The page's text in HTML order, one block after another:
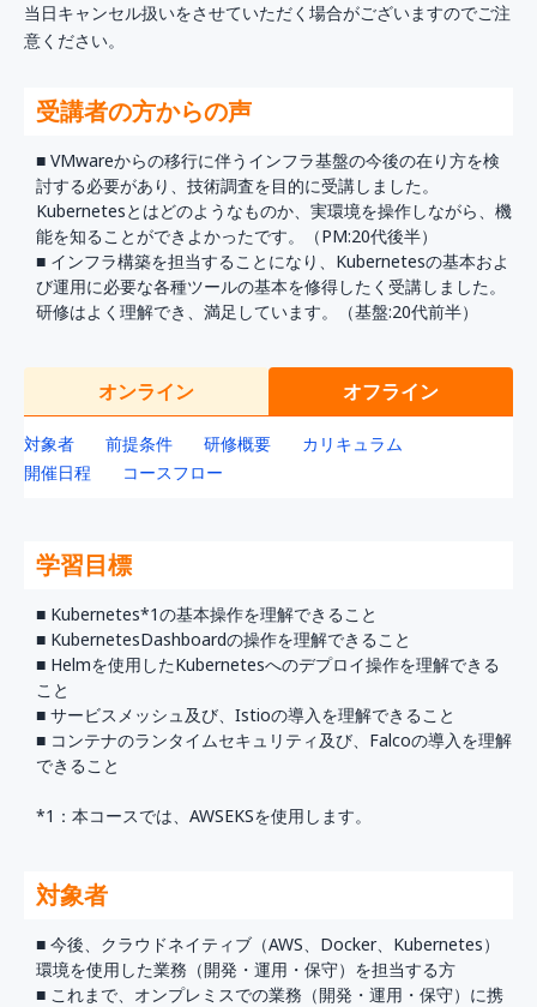
当日キャンセル扱いをさせていただく場合がございますのでご注
意ください。
受講者の方からの声
■ VMwareからの移行に伴うインフラ基盤の今後の在り方を検
討する必要があり、技術調査を目的に受講しました。
Kubernetesとはどのようなものか、実環境を操作しながら、機
能を知ることができよかったです。（PM:20代後半）
■ インフラ構築を担当することになり、Kubernetesの基本およ
び運用に必要な各種ツールの基本を修得したく受講しました。
研修はよく理解でき、満足しています。（基盤:20代前半）
オンライン オフライン
対象者 前提条件 研修概要
カリキュラム
開催日程
コースフロー
学習目標
■ Kubernetes*1の基本操作を理解できること
■ KubernetesDashboardの操作を理解できること
■ Helmを使用したKubernetesへのデプロイ操作を理解できる
こと
■ サービスメッシュ及び、Istioの導入を理解できること
■ コンテナのランタイムセキュリティ及び、Falcoの導入を理解
できること
*1：本コースでは、AWSEKSを使用します。
対象者
■ 今後、クラウドネイティブ（AWS、Docker、Kubernetes）
環境を使用した業務（開発・運用・保守）を担当する方
■ これまで、オンプレミスでの業務（開発・運用・保守）に携